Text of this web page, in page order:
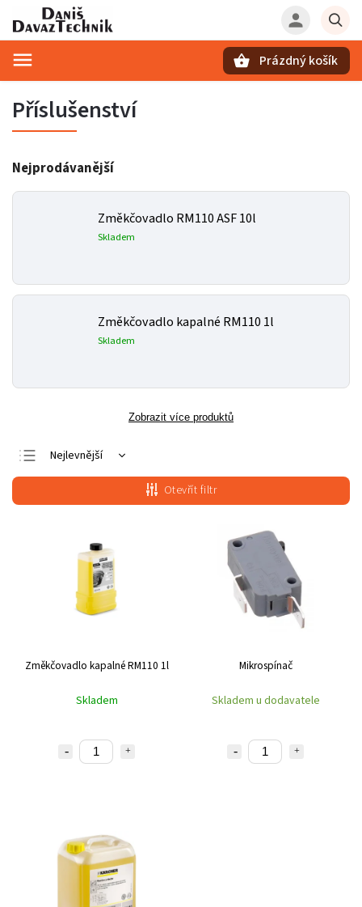
Prázdný košík
Příslušenství
Nejprodávanější
Změkčovadlo RM110 ASF 10l
Skladem
Změkčovadlo kapalné RM110 1l
Skladem
Zobrazit více produktů
Nejlevnější
Nejdražší
Nejprodávanější
Otevřít filtr
Změkčovadlo kapalné RM110 1l
Skladem
Mikrospínač
Skladem u dodavatele